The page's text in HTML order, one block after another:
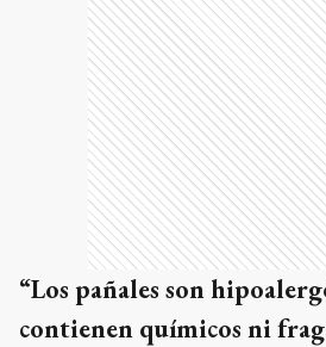
“Los pañales son
contienen químicos ni